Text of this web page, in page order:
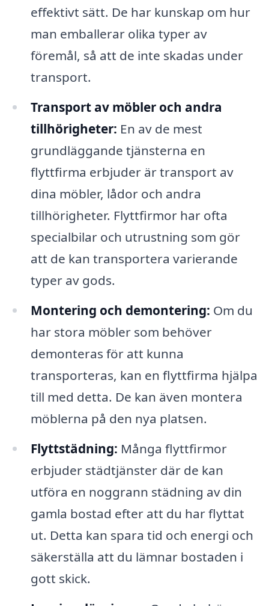
effektivt sätt. De har kunskap om hur
man emballerar olika typer av
föremål, så att de inte skadas under
transport.
Transport av möbler och andra
tillhörigheter: En av de mest
grundläggande tjänsterna en
flyttfirma erbjuder är transport av
dina möbler, lådor och andra
tillhörigheter. Flyttfirmor har ofta
specialbilar och utrustning som gör
att de kan transportera varierande
typer av gods.
Montering och demontering: Om du
har stora möbler som behöver
demonteras för att kunna
transporteras, kan en flyttfirma hjälpa
till med detta. De kan även montera
möblerna på den nya platsen.
Flyttstädning: Många flyttfirmor
erbjuder städtjänster där de kan
utföra en noggrann städning av din
gamla bostad efter att du har flyttat
ut. Detta kan spara tid och energi och
säkerställa att du lämnar bostaden i
gott skick.